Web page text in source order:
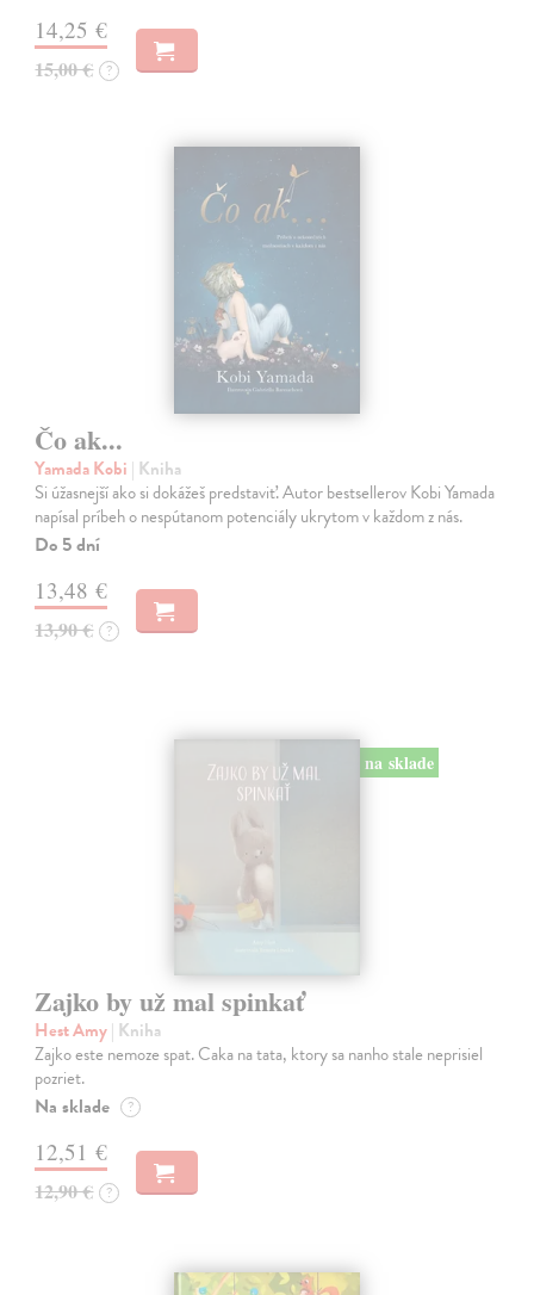
14,25 €
15,00 € ?
Čo ak...
Yamada Kobi | Kniha
Si úžasnejší ako si dokážeš predstaviť. Autor bestsellerov Kobi Yamada
napísal príbeh o nespútanom potenciály ukrytom v každom z nás.
Do 5 dní
13,48 €
13,90 € ?
na sklade
Zajko by už mal spinkať
Hest Amy| Kniha
Zajko este nemoze spat. Caka na tata, ktory sa nanho stale neprisiel
pozriet.
Na sklade ?
12,51 €
12,90 € ?